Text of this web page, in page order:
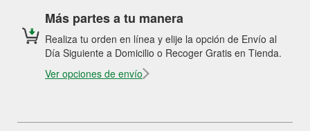
Más partes a tu manera
Realiza tu orden en línea y elije la opción de Envío al
Día Siguiente a Domicilio o Recoger Gratis en Tienda.
Ver opciones de envío